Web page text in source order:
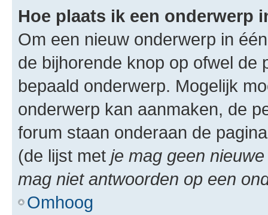
Hoe plaats ik een onderwerp
Om een nieuw onderwerp in
de bijhorende knop op ofwel de
bepaald onderwerp. Mogelijk
onderwerp kan aanmaken, de
forum staan onderaan de
(de lijst met je mag geen
mag niet antwoorden op een
Omhoog